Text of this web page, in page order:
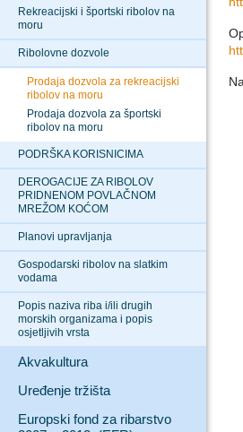
Rekreacijski i športski ribolov na
moru
Ribolovne dozvole
Prodaja dozvola za rekreacijski
ribolov na moru
Prodaja dozvola za športski
ribolov na moru
PODRŠKA KORISNICIMA
DEROGACIJE ZA RIBOLOV
PRIDNENOM POVLAČNOM
MREŽOM KOĆOM
Planovi upravljanja
Gospodarski ribolov na slatkim
vodama
Popis naziva riba i/ili drugih
morskih organizama i popis
osjetljivih vrsta
Akvakultura
Uređenje tržišta
Europski fond za ribarstvo